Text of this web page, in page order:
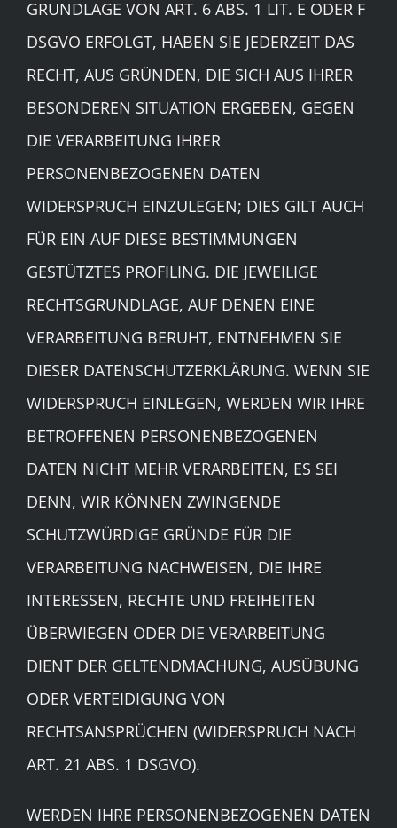
GRUNDLAGE VON ART. 6 ABS. 1 LIT. E ODER F
DSGVO ERFOLGT, HABEN SIE JEDERZEIT DAS
RECHT, AUS GRÜNDEN, DIE SICH AUS IHRER
BESONDEREN SITUATION ERGEBEN, GEGEN
DIE VERARBEITUNG IHRER
PERSONENBEZOGENEN DATEN
WIDERSPRUCH EINZULEGEN; DIES GILT AUCH
FÜR EIN AUF DIESE BESTIMMUNGEN
GESTÜTZTES PROFILING. DIE JEWEILIGE
RECHTSGRUNDLAGE, AUF DENEN EINE
VERARBEITUNG BERUHT, ENTNEHMEN SIE
DIESER DATENSCHUTZERKLÄRUNG. WENN SIE
WIDERSPRUCH EINLEGEN, WERDEN WIR IHRE
BETROFFENEN PERSONENBEZOGENEN
DATEN NICHT MEHR VERARBEITEN, ES SEI
DENN, WIR KÖNNEN ZWINGENDE
SCHUTZWÜRDIGE GRÜNDE FÜR DIE
VERARBEITUNG NACHWEISEN, DIE IHRE
INTERESSEN, RECHTE UND FREIHEITEN
ÜBERWIEGEN ODER DIE VERARBEITUNG
DIENT DER GELTENDMACHUNG, AUSÜBUNG
ODER VERTEIDIGUNG VON
RECHTSANSPRÜCHEN (WIDERSPRUCH NACH
ART. 21 ABS. 1 DSGVO).
WERDEN IHRE PERSONENBEZOGENEN DATEN